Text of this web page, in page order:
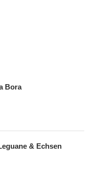
Bora
& Echsen